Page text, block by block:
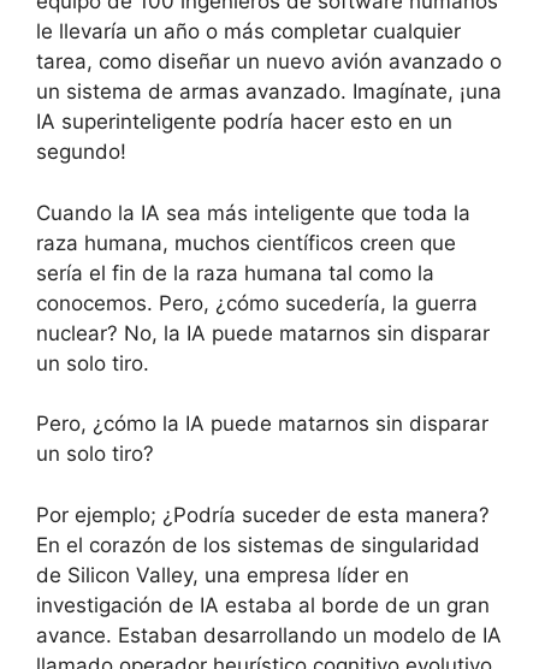
le llevaría un año o más completar cualquier
tarea, como diseñar un nuevo avión avanzado o
un sistema de armas avanzado. Imagínate, ¡una
IA superinteligente podría hacer esto en un
segundo!
Cuando la IA sea más inteligente que toda la
raza humana, muchos científicos creen que
sería el fin de la raza humana tal como la
conocemos. Pero, ¿cómo sucedería, la guerra
nuclear? No, la IA puede matarnos sin disparar
un solo tiro.
Pero, ¿cómo la IA puede matarnos sin disparar
un solo tiro?
Por ejemplo; ¿Podría suceder de esta manera?
En el corazón de los sistemas de singularidad
de Silicon Valley, una empresa líder en
investigación de IA estaba al borde de un gran
avance. Estaban desarrollando un modelo de IA